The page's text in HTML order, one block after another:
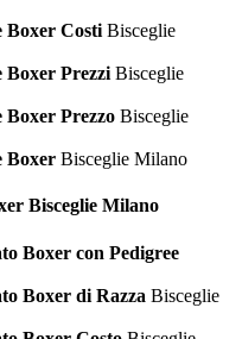
Boxer Costi Bisceglie
Boxer Prezzi Bisceglie
Boxer Prezzo Bisceglie
Boxer Bisceglie Milano
Bisceglie Milano
Boxer con Pedigree
Boxer di Razza Bisceglie